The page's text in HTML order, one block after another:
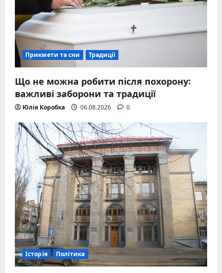
Прикмети та сни Традиції
Що не можна робити після похорону:
важливі заборони та традиції
Юлія Коробка 06.08.2026 0
Історія Політика